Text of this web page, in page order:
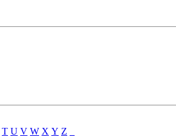
T U V W X Y Z